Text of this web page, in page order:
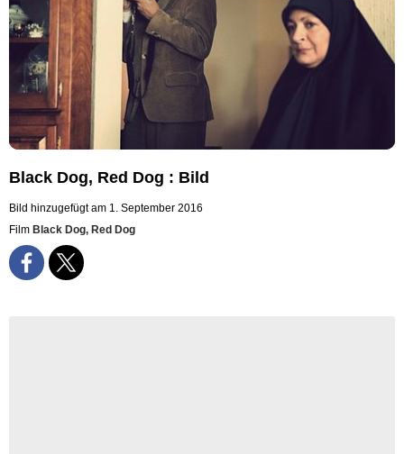
Black Dog, Red Dog : Bild
Bild hinzugefügt am 1. September 2016
Film Black Dog, Red Dog